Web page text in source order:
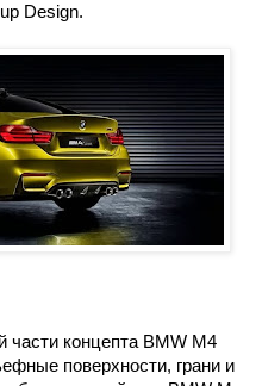
Design.
части концепта BMW M4
поверхности, грани и